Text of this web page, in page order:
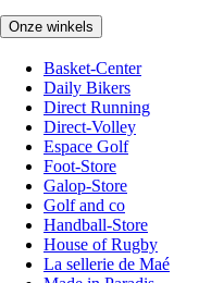
Onze winkels
Basket-Center
Daily Bikers
Direct Running
Direct-Volley
Espace Golf
Foot-Store
Galop-Store
Golf and co
Handball-Store
House of Rugby
La sellerie de Maé